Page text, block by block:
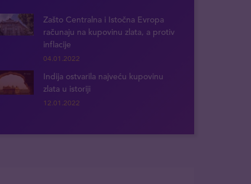
Zašto Centralna i Istočna Evropa
računaju na kupovinu zlata, a protiv
inflacije
04.01.2022
Indija ostvarila najveću kupovinu
zlata u istoriji
12.01.2022